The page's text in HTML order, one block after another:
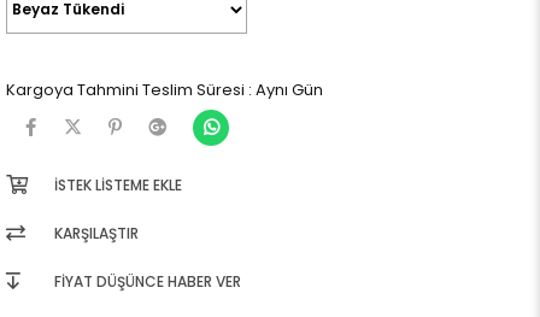
Kargoya Tahmini Teslim Süresi : Aynı Gün
İSTEK LISTEME EKLE
KARŞILAŞTIR
FIYAT DÜŞÜNCE HABER VER